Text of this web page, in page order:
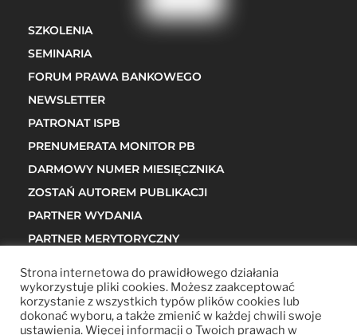
SZKOLENIA
SEMINARIA
FORUM PRAWA BANKOWEGO
NEWSLETTER
PATRONAT ISPB
PRENUMERATA MONITOR PB
DARMOWY NUMER MIESIĘCZNIKA
ZOSTAŃ AUTOREM PUBLIKACJI
PARTNER WYDANIA
PARTNER MERYTORYCZNY
Obserwuj na:
POLITYKA PRYWATNOŚCI
Strona internetowa do prawidłowego działania
wykorzystuje pliki cookies. Możesz zaakceptować
korzystanie z wszystkich typów plików cookies lub
dokonać wyboru, a także zmienić w każdej chwili swoje
ustawienia. Więcej informacji o Twoich prawach w